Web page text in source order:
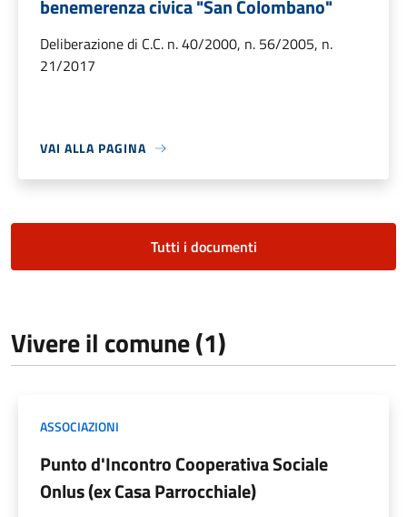
benemerenza civica "San Colombano"
Deliberazione di C.C. n. 40/2000, n. 56/2005, n.
21/2017
VAI ALLA PAGINA
Tutti i documenti
Vivere il comune (1)
ASSOCIAZIONI
Punto d'Incontro Cooperativa Sociale
Onlus (ex Casa Parrocchiale)